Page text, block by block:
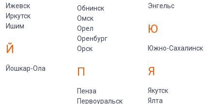
Ижевск
Иркутск
Ишим
Й
Йошкар-Ола
Обнинск
Омск
Орел
Оренбург
Орск
П
Пенза
Первоуральск
Энгельс
Ю
Южно-Сахалинск
Я
Якутск
Ялта